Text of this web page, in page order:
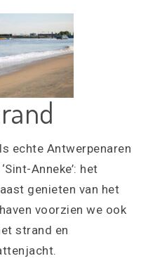
echte Antwerpenaren
Anneke’: het
genieten van het
voorzien we ook
strand en